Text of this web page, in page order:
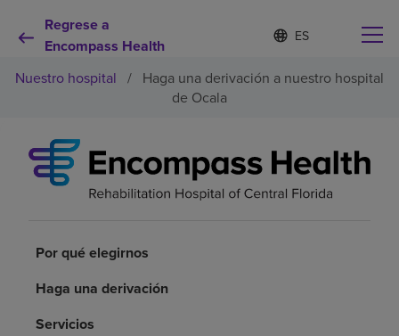
Regrese a
Encompass Health
Lista
de
contraída
d
o
e
c
Por qué debe elegirnos
Pacientes y cuidadores
Nuestro hospital / Haga una derivación a nuestro hospital
de Ocala
Por qué elegirnos
Haga una derivación
Servicios